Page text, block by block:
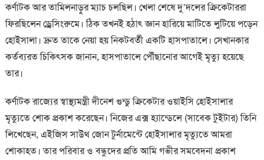
কর্ণাটক আর তামিলনাড়ুর ম্যাচ চলছিল। খেলা শেষে দু’দলের ক্রিকেটাররা
ফিরছিলেন ড্রেসিংরুমে। ঠিক তখনই হঠাৎ জ্ঞান হারিয়ে মাটিতে লুটিয়ে পড়েন
হোইসালা। দ্রুত তাকে নেয়া হয় নিকটবর্তী একটি হাসপাতালে। সেখানকার
কর্তব্যরত চিকিৎসক জানান, হাসপাতালে পৌঁছানোর আগেই মৃত্যু হয়েছে
তার।
কর্ণাটক রাজ্যের স্বাস্থ্যমন্ত্রী দীনেশ গুন্ডু ক্রিকেটার ওয়াইসি হোইসালার
মৃত্যুতে শোক প্রকাশ করেছেন। নিজের এক্স হ্যান্ডেলে (সাবেক টুইটার) তিনি
লিখেছেন, এইজিস সাউথ জোন টুর্নামেন্টে হোইসালার মৃত্যুতে আমরা
শোকাহত। তার পরিবার ও বন্ধুদের প্রতি আমি গভীর সমবেদনা প্রকাশ